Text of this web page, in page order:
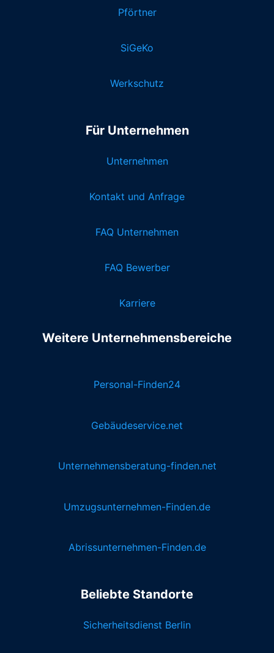
Pförtner
SiGeKo
Werkschutz
Für Unternehmen
Unternehmen
Kontakt und Anfrage
FAQ Unternehmen
FAQ Bewerber
Karriere
Weitere Unternehmensbereiche
Personal-Finden24
Gebäudeservice.net
Unternehmensberatung-finden.net
Umzugsunternehmen-Finden.de
Abrissunternehmen-Finden.de
Beliebte Standorte
Sicherheitsdienst Berlin